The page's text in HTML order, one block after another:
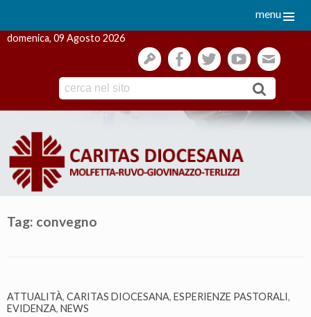
menu
domenica, 09 Agosto 2026
gestionefacebooktwitteryoutube
Skip
Tag: convegno
ATTUALITÀ, CARITAS DIOCESANA, ESPERIENZE PASTORALI,
EVIDENZA, NEWS